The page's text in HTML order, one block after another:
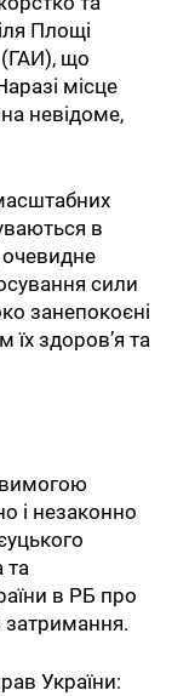
Площі
що
місце
невідоме,
в
очевидне
сили
занепокоєні
здоров’я та
вимогою
і незаконно
та
в РБ про
затримання.
України: